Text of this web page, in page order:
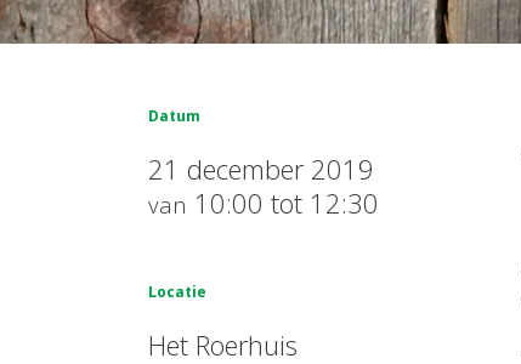
Datum
21 december 2019
van 10:00 tot 12:30
Locatie
Het Roerhuis